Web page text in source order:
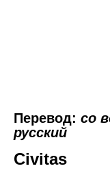
Перевод: со
русский
Civitas